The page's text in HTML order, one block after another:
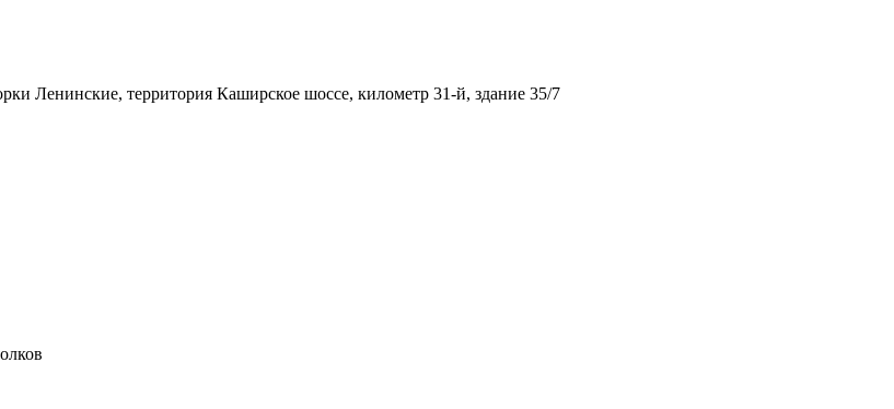
Ленинские, территория Каширское шоссе, километр 31-й, здание 35/7